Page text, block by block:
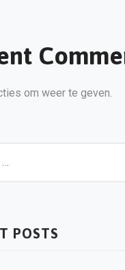
om weer te geven.
POSTS